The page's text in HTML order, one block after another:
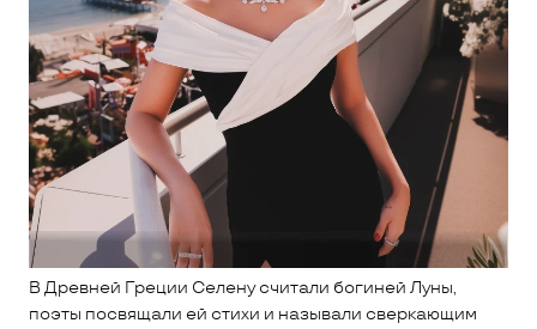
В Древней Греции Селену считали богиней Луны,
поэты посвящали ей стихи и называли сверкающим